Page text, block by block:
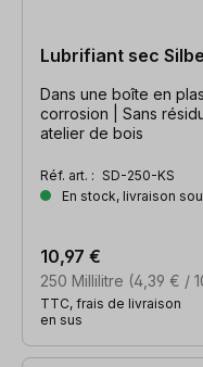
Lubrifiant sec
Dans une boîte en plastique
corrosion | Sans
atelier de bois
Réf. art. : SD-250-KS
En stock, livraison
250 Millilitre (4,39 € /
10,97 €
TTC, frais de livraison
en sus